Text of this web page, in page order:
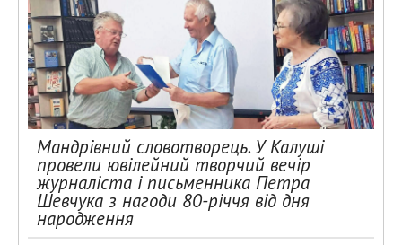
Мандрівний словотворець. У Калуші
провели ювілейний творчий вечір
журналіста і письменника Петра
Шевчука з нагоди 80-річчя від дня
народження